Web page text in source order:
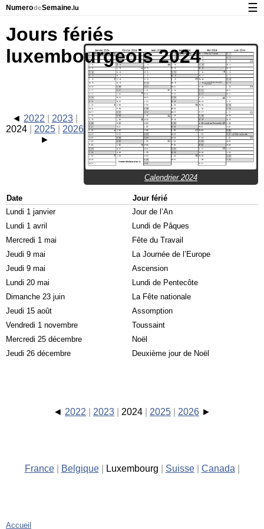
NumerodeSemaine.lu
Calendrier avec jours fériés et numéro des semaines
À propos de NumeroDeSemaine.lu
Confidentialité et cookies
☰
Jours fériés
luxembourgeois 2024
Calendrier 2024
2022
2023
2024
2025 2026
Date
Jour férié
Lundi 1 janvier
Jour de l’An
Lundi 1 avril
Lundi de Pâques
Mercredi 1 mai
Fête du Travail
Jeudi 9 mai
La Journée de l’Europe
Jeudi 9 mai
Ascension
Lundi 20 mai
Lundi de Pentecôte
Dimanche 23 juin
La Fête nationale
Jeudi 15 août
Assomption
Vendredi 1 novembre
Toussaint
Mercredi 25 décembre
Noël
Jeudi 26 décembre
Deuxième jour de Noël
2022 2023 2024 2025 2026
France Belgique Luxembourg Suisse Canada
Accueil